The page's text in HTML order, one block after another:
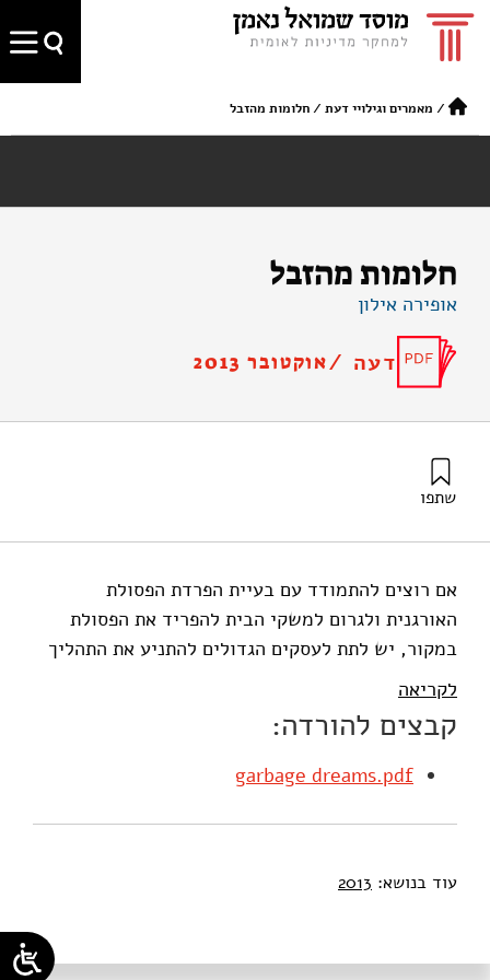
/ מאמרים וגילויי דעת /חלומות מהזבל
חלומות מהזבל
אופירה אילון
דעה /אוקטובר 2013
שתפו
אם רוצים להתמודד עם בעיית הפרדת הפסולת
האורגנית ולגרום למשקי הבית להפריד את הפסולת
במקור, יש לתת לעסקים הגדולים להתניע את התהליך
לקריאה
קבצים להורדה:
garbage dreams.pdf
עוד בנושא: 2013